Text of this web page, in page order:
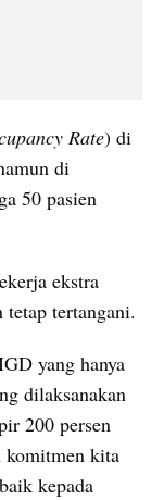
Rate) di
di
50 pasien
ekstra
tertangani.
yang hanya
dilaksanakan
200 persen
komitmen kita
kepada